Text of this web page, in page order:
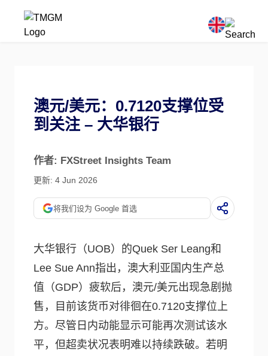
澳元/美元：0.7120支撑位受
到关注 – 大华银行
作者: FXStreet Insights Team
更新: 4 Jun 2026
将我们设为 Google 首选
大华银行（UOB）的Quek Ser Leang和
Lee Sue Ann指出，澳大利亚国内生产总
值（GDP）疲软后，澳元/美元出现急剧抛
售，目前该货币对徘徊在0.7120支撑位上
方。尽管日内动能显示可能再次测试该水
平，但超卖状况表明难以持续跌破。若明